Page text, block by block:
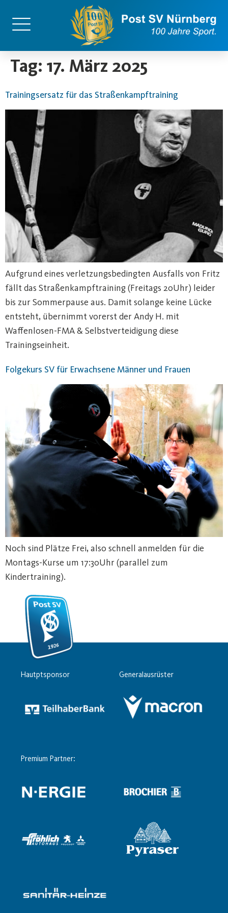
Tag: 17. März 2025
Trainingsersatz für das Straßenkampftraining
Aufgrund eines verletzungsbedingten Ausfalls von Fritz
fällt das Straßenkampftraining (Freitags 20Uhr) leider
bis zur Sommerpause aus. Damit solange keine Lücke
entsteht, übernimmt vorerst der Andy H. mit
Waffenlosen-FMA & Selbstverteidigung diese
Trainingseinheit.
Folgekurs SV für Erwachsene Männer und Frauen
Noch sind Plätze Frei, also schnell anmelden für die
Montags-Kurse um 17:30Uhr (parallel zum
Kindertraining).
Hautptsponsor Generalausrüster
Premium Partner: